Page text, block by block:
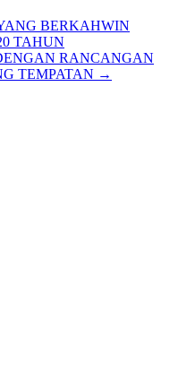
BERKAHWIN
TAHUN
RANCANGAN
TEMPATAN →